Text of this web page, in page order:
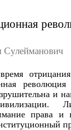
Сулейманович
и
права и